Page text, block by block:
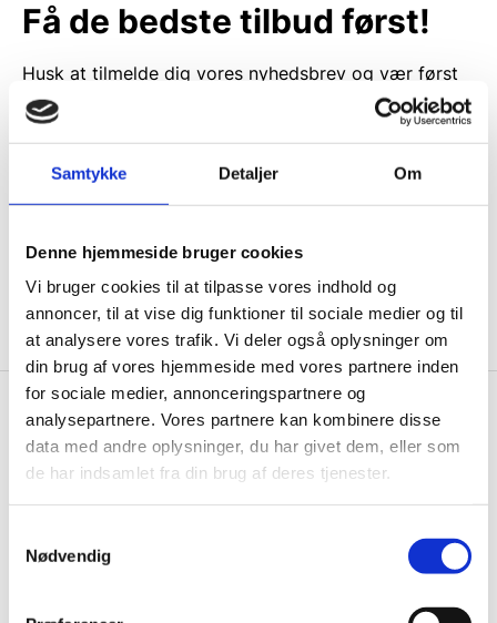
Samtykke Detaljer Om
Denne hjemmeside bruger cookies
Vi bruger cookies til at tilpasse vores indhold og
annoncer, til at vise dig funktioner til sociale medier og til
at analysere vores trafik. Vi deler også oplysninger om
din brug af vores hjemmeside med vores partnere inden
for sociale medier, annonceringspartnere og
analysepartnere. Vores partnere kan kombinere disse
data med andre oplysninger, du har givet dem, eller som
de har indsamlet fra din brug af deres tjenester.
Nødvendig
Få de bedste tilbud først!
Husk at tilmelde dig vores nyhedsbrev og vær først
til de bedste tilbud. Og bare rolig, vi spammer dig
ikke, men sender kun relevante tilbud og
Ja tak, tilmeld mig
Gastrobutikken.dk
Gastrobutikken ApS
CVR: 38952986